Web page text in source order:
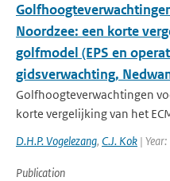
Noordzee: een korte
golfmodel (EPS en
gidsverwachting,
Golfhoogteverwachtingen
korte vergelijking van het
D.H.P. Vogelezang, C.J. Kok |
Publication